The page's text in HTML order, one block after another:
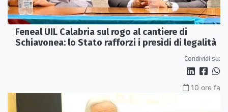
Feneal UIL Calabria sul rogo al cantiere di
Schiavonea: lo Stato rafforzi i presìdi di legalità
Condividi su:
10 ore fa